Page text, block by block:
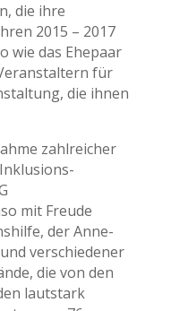
die ihre
2015 – 2017
wie das Ehepaar
für
die ihnen
zahlreicher
mit Freude
der Anne-
verschiedener
die von den
lautstark